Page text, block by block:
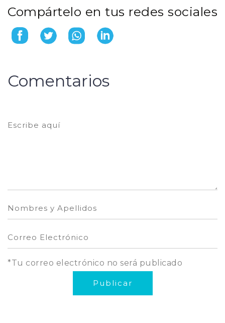
Compártelo en tus redes sociales
Comentarios
*Tu correo electrónico no será publicado